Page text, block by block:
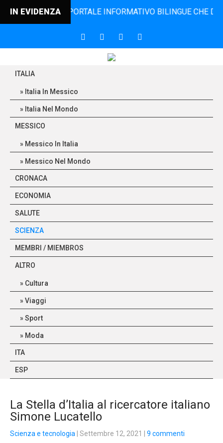
IN EVIDENZAIL PORTALE INFORMATIVO BILINGUE CHE DAL
ITALIA
Italia In Messico
Italia Nel Mondo
MESSICO
Messico In Italia
Messico Nel Mondo
CRONACA
ECONOMIA
SALUTE
SCIENZA
MEMBRI / MIEMBROS
ALTRO
Cultura
Viaggi
Sport
Moda
ITA
ESP
La Stella d’Italia al ricercatore italiano
Simone Lucatello
Scienza e tecnologia | Settembre 12, 2021 9 commenti